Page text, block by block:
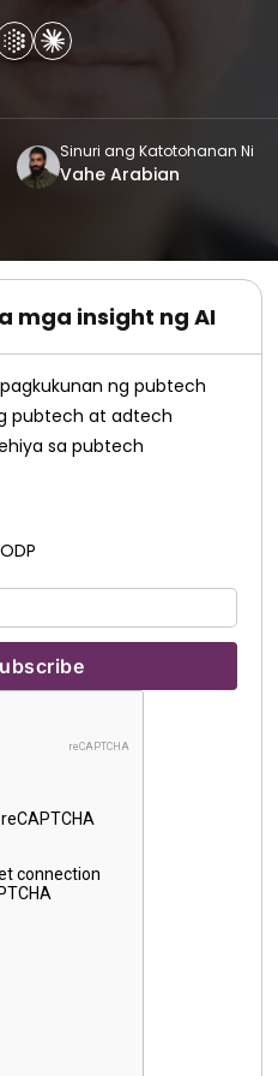
Sinuri ang Katotohanan Ni
Vahe Arabian
mga insight ng AI
ng pubtech
pubtech at adtech
sa pubtech